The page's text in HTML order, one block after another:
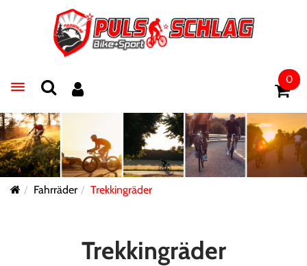
Toggle navigation
0
Fahrräder Trekkingräder
Trekkingräder